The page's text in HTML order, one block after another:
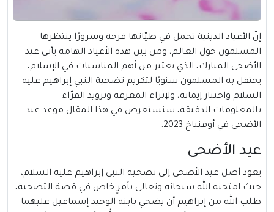
إنّ الأعياد الدينية تحمل في طيّاتها فرحة وسرورًا ينتظرها
المسلمون حول العالم، ومن بين هذه الأعياد الهامة يأتي عيد
الأضحى المبارك، الذي يعتبر من أهم المناسبات في الإسلام،
يحتفل به المسلمون سنويًا لتكريم تضحية النبي إبراهيم عليه
السلام واختبار إيمانه، ولإثراء المعرفة وتزويد القرّاء
بالمعلومات الدقيقة، سنستعرض في هذا المقال موعد عيد
الأضحى في أوفنباخ 2023.
عيد الأضحى
يعود أصل عيد الأضحى إلى تضحية النبي إبراهيم عليه السلام،
حيث امتحنه الله سبحانه وتعالى بأمرٍ خاص في قصة التضحية،
طلب الله من إبراهيم أن يضحي بابنه الوحيد إسماعيل عليهما